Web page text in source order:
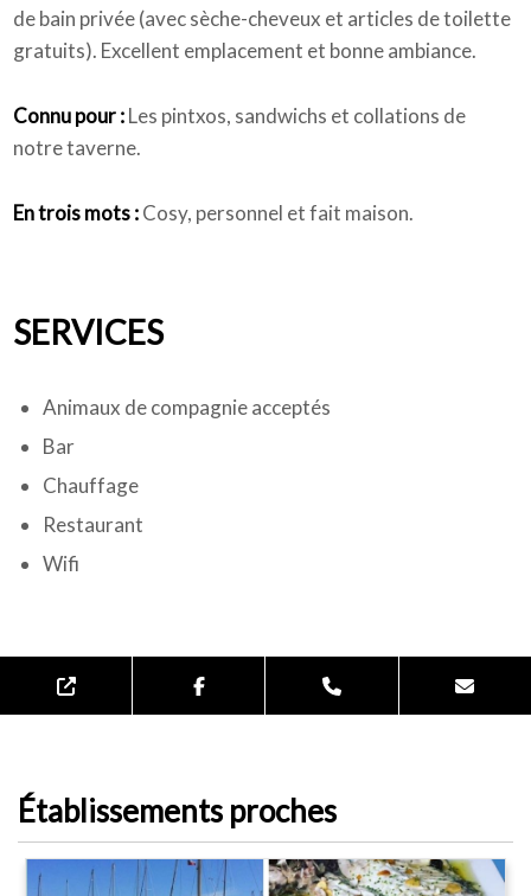
de bain privée (avec sèche-cheveux et articles de toilette
gratuits). Excellent emplacement et bonne ambiance.
Connu pour :Les pintxos, sandwichs et collations de
notre taverne.
En trois mots :Cosy, personnel et fait maison.
SERVICES
Animaux de compagnie acceptés
Bar
Chauffage
Restaurant
Wifi
Établissements proches